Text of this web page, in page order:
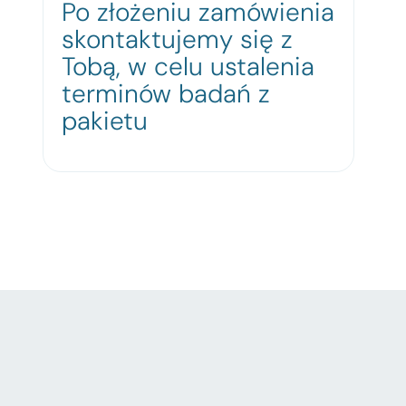
Po złożeniu zamówienia
skontaktujemy się z
Tobą, w celu ustalenia
terminów badań z
pakietu